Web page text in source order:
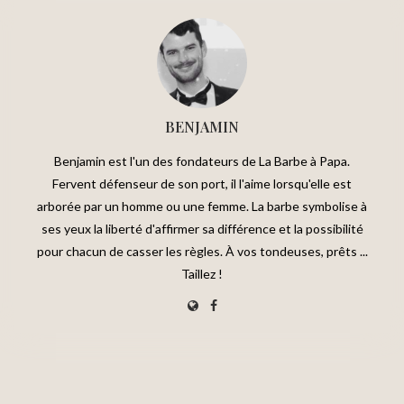
BENJAMIN
Benjamin est l'un des fondateurs de La Barbe à Papa.
Fervent défenseur de son port, il l'aime lorsqu'elle est
arborée par un homme ou une femme. La barbe symbolise à
ses yeux la liberté d'affirmer sa différence et la possibilité
pour chacun de casser les règles. À vos tondeuses, prêts ...
Taillez !